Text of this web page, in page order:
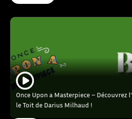
Once Upon a Masterpiece – Découvrez
le Toit de Darius Milhaud !